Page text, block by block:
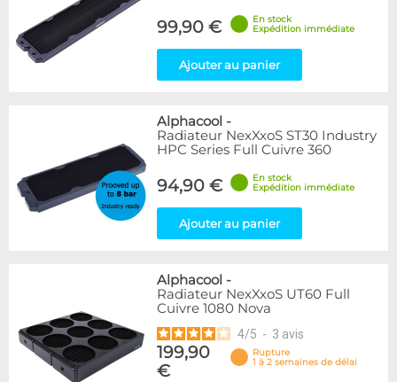
99,90 €
En stock
Expédition immédiate
Ajouter au panier
Alphacool -
Radiateur NexXxoS ST30 Industry
HPC Series Full Cuivre 360
94,90 €
En stock
Expédition immédiate
Ajouter au panier
Alphacool -
Radiateur NexXxoS UT60 Full
Cuivre 1080 Nova
4/5 - 3 avis
199,90
€
Rupture
1 à 2 semaines de délai